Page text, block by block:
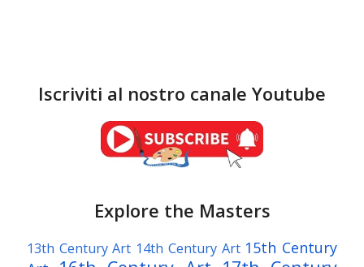
Iscriviti al nostro canale Youtube
Explore the Masters
13th Century Art 14th Century Art 15th Century